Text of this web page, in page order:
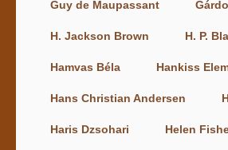
Guy de Maupassant
H. Jackson Brown H. P.
Hamvas Béla Hankiss
Hans Christian Andersen
Haris Dzsohari Helen